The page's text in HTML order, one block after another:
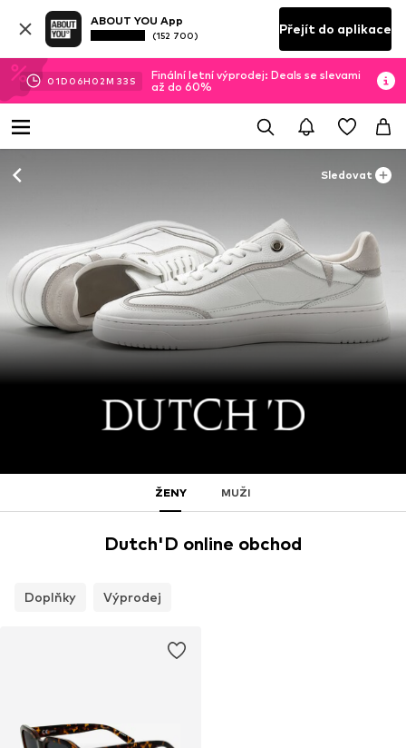
ABOUT YOU App
(152 700) Přejít do aplikace
01D 06H 02M 33 S
Finální letní výprodej: Deals se slevami
až do 60%
Sledovat
ŽENY MUŽI
Dutch'D online obchod
Doplňky Výprodej